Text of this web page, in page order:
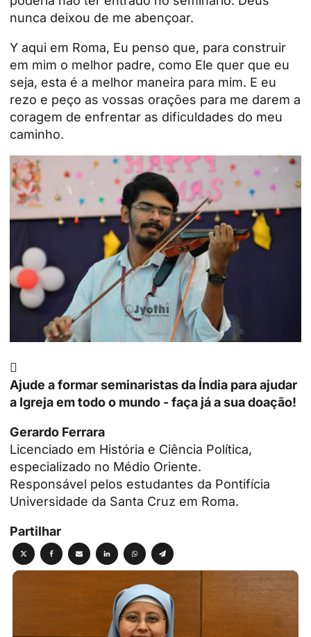
nunca deixou de me abençoar.
Y aqui em Roma, Eu penso que, para construir
em mim o melhor padre, como Ele quer que eu
seja, esta é a melhor maneira para mim. E eu
rezo e peço as vossas orações para me darem a
coragem de enfrentar as dificuldades do meu
caminho.

Ajude a formar seminaristas da Índia para ajudar
a Igreja em todo o mundo - faça já a sua doação!
Gerardo Ferrara
Licenciado em História e Ciência Política,
especializado no Médio Oriente.
Responsável pelos estudantes da Pontifícia
Universidade da Santa Cruz em Roma.
Partilhar